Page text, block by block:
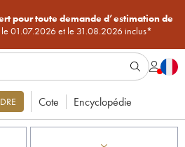
pour toute demande d’estimation de
le 01.07.2026 et le 31.08.2026 inclus*
Cote Encyclopédie